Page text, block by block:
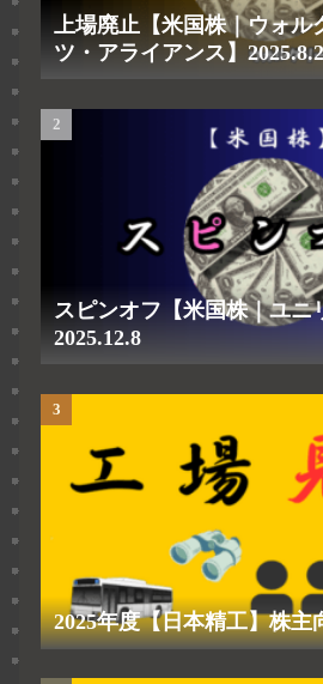
上場廃止【米国株｜ウォル
ツ・アライアンス】
スピンオフ【米国株｜ユニ
2025.12.8
2025年度【日本精工】株主